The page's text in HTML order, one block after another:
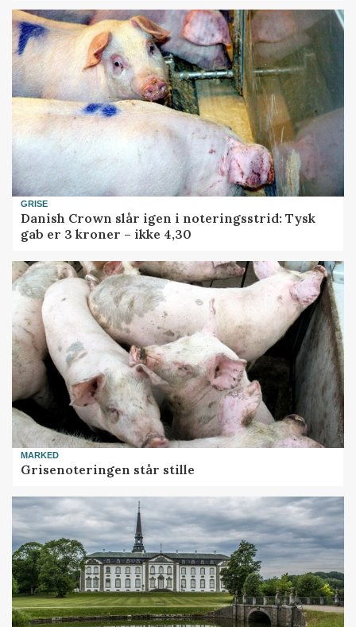
GRISE
Danish Crown slår igen i noteringsstrid: Tysk
gab er 3 kroner – ikke 4,30
MARKED
Grisenoteringen står stille